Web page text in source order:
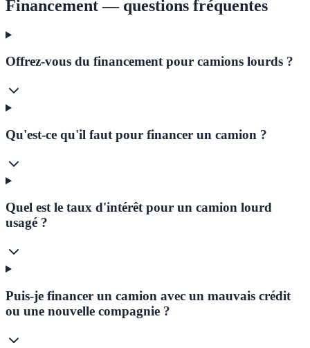
Financement — questions fréquentes
Offrez-vous du financement pour camions lourds ?
Qu'est-ce qu'il faut pour financer un camion ?
Quel est le taux d'intérêt pour un camion lourd
usagé ?
Puis-je financer un camion avec un mauvais crédit
ou une nouvelle compagnie ?